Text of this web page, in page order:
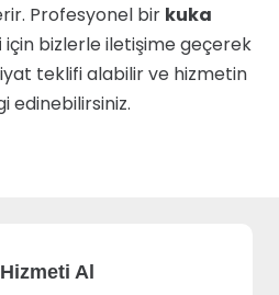
Profesyonel bir kuka
için bizlerle iletişime geçerek
teklifi alabilir ve hizmetin
edinebilirsiniz.
Al